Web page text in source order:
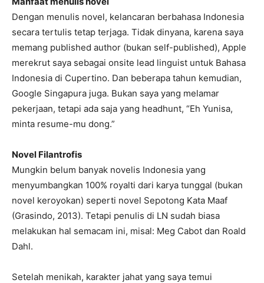
Dengan menulis novel, kelancaran berbahasa Indonesia
secara tertulis tetap terjaga. Tidak dinyana, karena saya
memang published author (bukan self-published), Apple
merekrut saya sebagai onsite lead linguist untuk Bahasa
Indonesia di Cupertino. Dan beberapa tahun kemudian,
Google Singapura juga. Bukan saya yang melamar
pekerjaan, tetapi ada saja yang headhunt, “Eh Yunisa,
minta resume-mu dong.”
Novel Filantrofis
Mungkin belum banyak novelis Indonesia yang
menyumbangkan 100% royalti dari karya tunggal (bukan
novel keroyokan) seperti novel Sepotong Kata Maaf
(Grasindo, 2013). Tetapi penulis di LN sudah biasa
melakukan hal semacam ini, misal: Meg Cabot dan Roald
Dahl.
Setelah menikah, karakter jahat yang saya temui